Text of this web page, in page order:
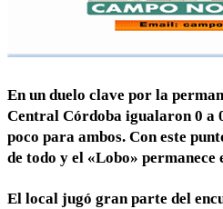
En un duelo clave por la
Central Córdoba igualaron 0 a
poco para ambos. Con este
de todo y el «Lobo» permanece
El local jugó gran parte del